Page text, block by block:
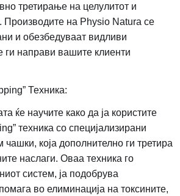
третирање на целулитот и
Производите на Physio Natura се
и обезбедуваат видливи
ги направи вашите клиенти
Техника:
ќе научите како да ја користите
техника со специјализирани
чашки, која дополнително ги третира
наслаги. Оваа техника го
систем, ја подобрува
во елиминација на токсините,